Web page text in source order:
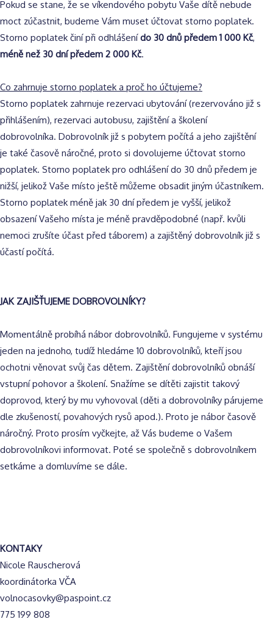
Pokud se stane, že se víkendového pobytu Vaše dítě nebude
moct zúčastnit, budeme Vám muset účtovat storno poplatek.
Storno poplatek činí při odhlášenído 30 dnů předem 1 000 Kč,
méně než 30 dní předem 2 000 Kč.
Co zahrnuje storno poplatek a proč ho účtujeme?
Storno poplatek zahrnuje rezervaci ubytování (rezervováno již s
přihlášením), rezervaci autobusu, zajištění a školení
dobrovolníka. Dobrovolník již s pobytem počítá a jeho zajištění
je také časově náročné, proto si dovolujeme účtovat storno
poplatek. Storno poplatek pro odhlášení do 30 dnů předem je
nižší, jelikož Vaše místo ještě můžeme obsadit jiným účastníkem.
Storno poplatek méně jak 30 dní předem je vyšší, jelikož
obsazení Vašeho místa je méně pravděpodobné (např. kvůli
nemoci zrušíte účast před táborem) a zajištěný dobrovolník již s
účastí počítá.
JAK ZAJIŠŤUJEME DOBROVOLNÍKY?
Momentálně probíhá nábor dobrovolníků. Fungujeme v systému
jeden na jednoho, tudíž hledáme 10 dobrovolníků, kteří jsou
ochotni věnovat svůj čas dětem. Zajištění dobrovolníků obnáší
vstupní pohovor a školení. Snažíme se dítěti zajistit takový
doprovod, který by mu vyhovoval (děti a dobrovolníky párujeme
dle zkušeností, povahových rysů apod.). Proto je nábor časově
náročný. Proto prosím vyčkejte, až Vás budeme o Vašem
dobrovolníkovi informovat. Poté se společně s dobrovolníkem
setkáme a domluvíme se dále.
KONTAKY
Nicole Rauscherová
koordinátorka VČA
volnocasovky@paspoint.cz
775 199 808